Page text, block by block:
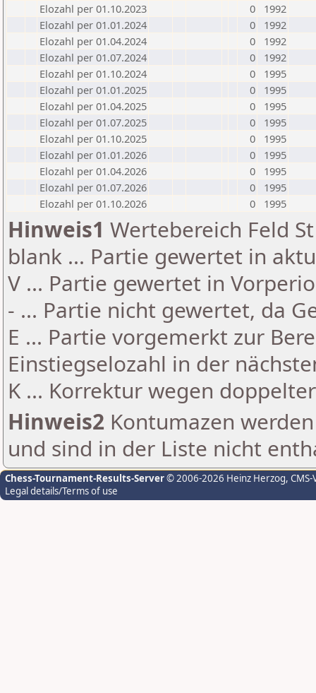
Elozahl per 01.10.2023
0
1992
Elozahl per 01.01.2024
0
1992
Elozahl per 01.04.2024
0
1992
Elozahl per 01.07.2024
0
1992
Elozahl per 01.10.2024
0
1995
Elozahl per 01.01.2025
0
1995
Elozahl per 01.04.2025
0
1995
Elozahl per 01.07.2025
0
1995
Elozahl per 01.10.2025
0
1995
Elozahl per 01.01.2026
0
1995
Elozahl per 01.04.2026
0
1995
Elozahl per 01.07.2026
0
1995
Elozahl per 01.10.2026
0 1995
Hinweis1 Wertebereich Feld
blank ... Partie gewertet in
V ... Partie gewertet in
- ... Partie nicht gewertet, da
E ... Partie vorgemerkt zur
Einstiegselozahl in der
K ... Korrektur wegen
Hinweis2 Kontumazen
und sind in der Liste nicht
Chess-Tournament-Results-Server© 2006-2026 Heinz Herzog,
Legal details/Terms of use